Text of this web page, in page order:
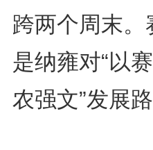
跨两个周末。
是纳雍对“以
农强文”发展